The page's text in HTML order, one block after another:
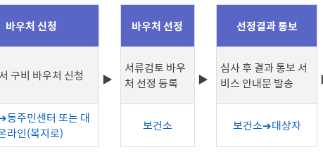
바우처 신청
구비 바우처 신청
동주민센터 또는 대
라인(복지로)
바우처 선정
서류검토 바우
처 선정 등록
보건소
선정결과 통보
심사 후 결과 통보 서
비스 안내문 발송
보건소➔대상자